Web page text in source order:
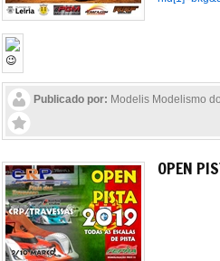
Publicado por: Modelis Modelismo
OPEN